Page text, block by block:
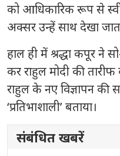
को आधिकारिक रूप से
अक्सर उन्हें साथ देखा
हाल ही में श्रद्धा कपूर ने
कर राहुल मोदी की तारीफ
राहुल के नए विज्ञापन की
‘प्रतिभाशाली’ बताया।
संबंधित खबरें